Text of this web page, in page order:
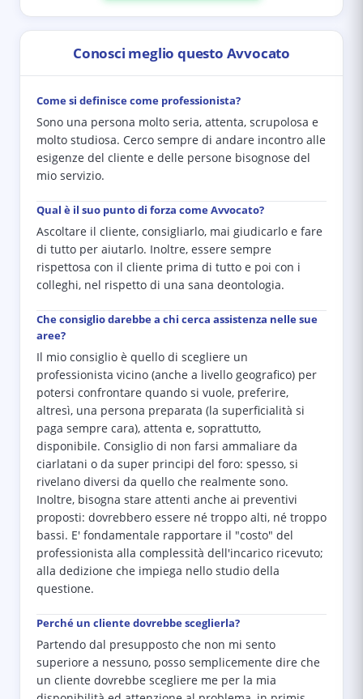
Conosci meglio questo Avvocato
Come si definisce come professionista?
Sono una persona molto seria, attenta, scrupolosa e
molto studiosa. Cerco sempre di andare incontro alle
esigenze del cliente e delle persone bisognose del
mio servizio.
Qual è il suo punto di forza come Avvocato?
Ascoltare il cliente, consigliarlo, mai giudicarlo e fare
di tutto per aiutarlo. Inoltre, essere sempre
rispettosa con il cliente prima di tutto e poi con i
colleghi, nel rispetto di una sana deontologia.
Che consiglio darebbe a chi cerca assistenza nelle sue
aree?
Il mio consiglio è quello di scegliere un
professionista vicino (anche a livello geografico) per
potersi confrontare quando si vuole, preferire,
altresì, una persona preparata (la superficialità si
paga sempre cara), attenta e, soprattutto,
disponibile. Consiglio di non farsi ammaliare da
ciarlatani o da super principi del foro: spesso, si
rivelano diversi da quello che realmente sono.
Inoltre, bisogna stare attenti anche ai preventivi
proposti: dovrebbero essere né troppo alti, né troppo
bassi. E' fondamentale rapportare il "costo" del
professionista alla complessità dell'incarico ricevuto;
alla dedizione che impiega nello studio della
questione.
Perché un cliente dovrebbe sceglierla?
Partendo dal presupposto che non mi sento
superiore a nessuno, posso semplicemente dire che
un cliente dovrebbe scegliere me per la mia